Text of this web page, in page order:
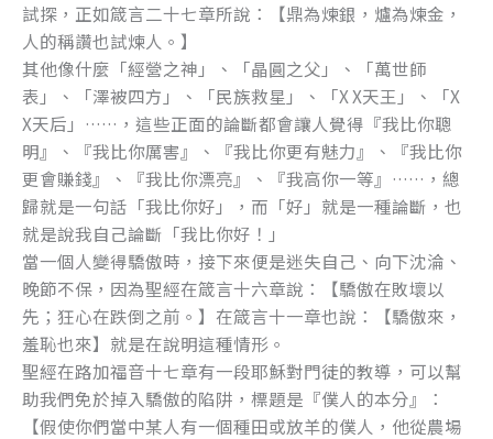
試探，正如箴言二十七章所說：【鼎為煉銀，爐為煉金，
人的稱讚也試煉人。】
其他像什麼「經營之神」、「晶圓之父」、「萬世師
表」、「澤被四方」、「民族救星」、「X X天王」、「X
X天后」……，這些正面的論斷都會讓人覺得『我比你聰
明』、『我比你厲害』、『我比你更有魅力』、『我比你
更會賺錢』、『我比你漂亮』、『我高你一等』……，總
歸就是一句話「我比你好」，而「好」就是一種論斷，也
就是說我自己論斷「我比你好！」
當一個人變得驕傲時，接下來便是迷失自己、向下沈淪、
晚節不保，因為聖經在箴言十六章說：【驕傲在敗壞以
先；狂心在跌倒之前。】在箴言十一章也說：【驕傲來，
羞恥也來】就是在說明這種情形。
聖經在路加福音十七章有一段耶穌對門徒的教導，可以幫
助我們免於掉入驕傲的陷阱，標題是『僕人的本分』：
【假使你們當中某人有一個種田或放羊的僕人，他從農場